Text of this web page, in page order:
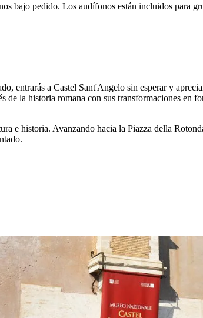
bajo pedido. Los audífonos están incluidos para
entrarás a Castel Sant'Angelo sin esperar y
la historia romana con sus transformaciones en
e historia. Avanzando hacia la Piazza della